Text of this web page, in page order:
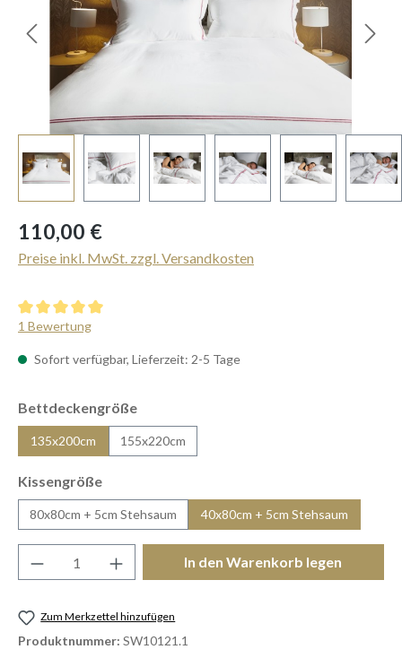
Regulärer Preis:
110,00 €
Preise inkl. MwSt. zzgl. Versandkosten
Durchschnittliche Bewertung von 5 von 5 Sternen
1 Bewertung
Sofort verfügbar, Lieferzeit: 2-5 Tage
Bettdeckengrößeauswählen
135x200cm 155x220cm
Kissengrößeauswählen
80x80cm + 5cm Stehsaum 40x80cm + 5cm Stehsaum
Produkt Anzahl: Gib den gewünschten
In den Warenkorb legen
Zum Merkzettel hinzufügen
Produktnummer: SW10121.1